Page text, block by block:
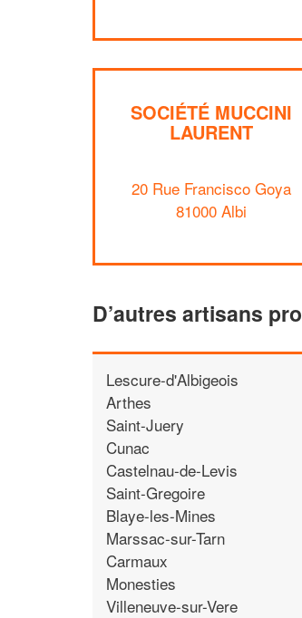
SOCIÉTÉ MUCCINI
LAURENT
20 Rue Francisco Goya
81000 Albi
D’autres artisans
Lescure-d'Albigeois
Arthes
Saint-Juery
Cunac
Castelnau-de-Levis
Saint-Gregoire
Blaye-les-Mines
Marssac-sur-Tarn
Carmaux
Monesties
Villeneuve-sur-Vere